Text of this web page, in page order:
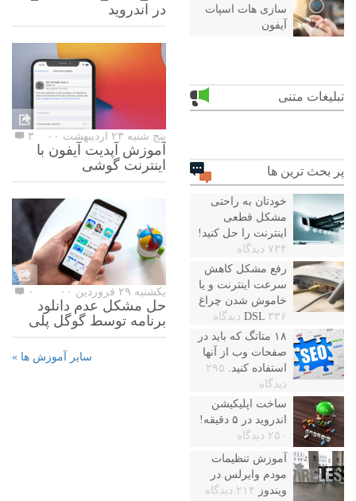
سازی هات اسپات
آیفون
تبلیغات متنی
پر بحث ترین ها
خودتان به راحتی
مشکل قطعی
اینترنت را حل کنید!
۷۳۴ دیدگاه
رفع مشکل کاهش
سرعت اینترنت و یا
خاموش شدن چراغ
DSL ۳۳۶ دیدگاه
۱۸ متاتگ که باید در
صفحات وب از آنها
استفاده کنید. ۲۹۵
دیدگاه
ساخت اپلیکیشن
اندروید در ۵ دقیقه!
۲۵۰ دیدگاه
آموزش تنظیمات
مودم وایرلس در
ویندوز
۲۱۴ دیدگاه
در اندروید
پنج شنبه ۲۳ اردیبهشت ۰۰ ۳
آموزش آپدیت آیفون با
اینترنت گوشی
یکشنبه ۲۹ فروردین ۰۰ ۰
حل مشکل عدم دانلود
برنامه توسط گوگل پلی
سایر آموزش ها »